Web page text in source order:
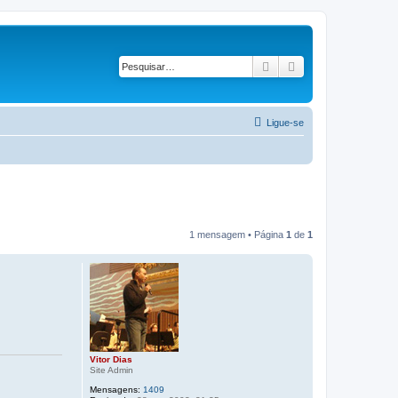
Pesquisar
Ligue-se
1 mensagem • Página 1 de 1
Vitor Dias
Site Admin
Mensagens: 1409